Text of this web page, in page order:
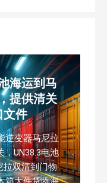
海运到马
提供清关
文件
逆变器马尼拉
UN38.3电池
拉双清到门物